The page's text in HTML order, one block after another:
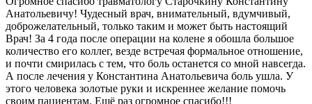
Анатольевичу! Чудесный врач, внимательный, вдумчивый,
доброжелательный, только таким и может быть настоящий
Врач! За 4 года после операции на колене я обошла большое
количество его коллег, везде встречая формальное отношение,
и почти смирилась с тем, что боль останется со мной навсегда.
А после лечения у Константина Анатольевича боль ушла. У
этого человека золотые руки и искреннее желание помочь
своим пациентам. Ещё раз огромное спасибо!!!